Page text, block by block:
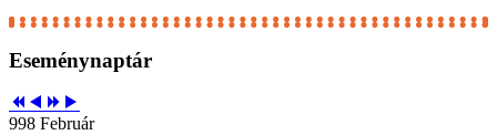
Eseménynaptár
998 Február